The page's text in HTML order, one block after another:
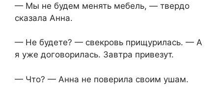
— Мы не будем менять мебель, — твердо
сказала Анна.
— Не будете? — свекровь прищурилась. — А
я уже договорилась. Завтра привезут.
— Что? — Анна не поверила своим ушам.